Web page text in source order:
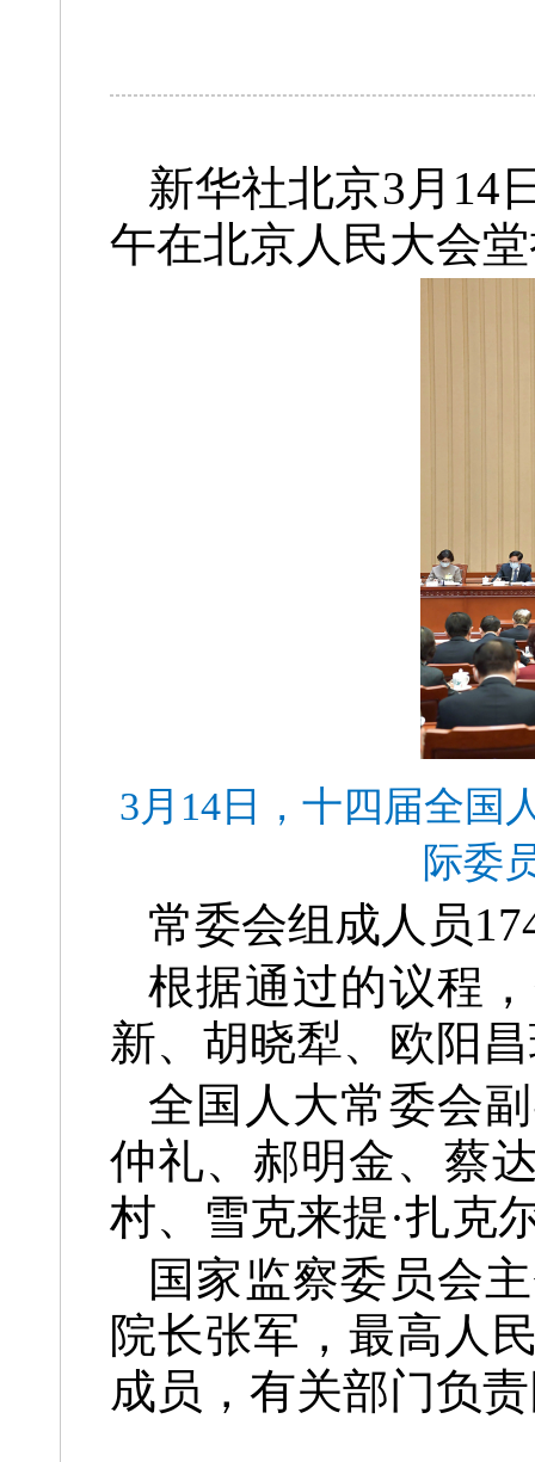
新华社北京3月14
午在北京人民大会
3月14日，十四届全国
际委
常委会组成人员
根据通过的议程
新、胡晓犁、欧阳
全国人大常委会
仲礼、郝明金、蔡
村、雪克来提·扎克
国家监察委员会
院长张军，最高人
成员，有关部门负